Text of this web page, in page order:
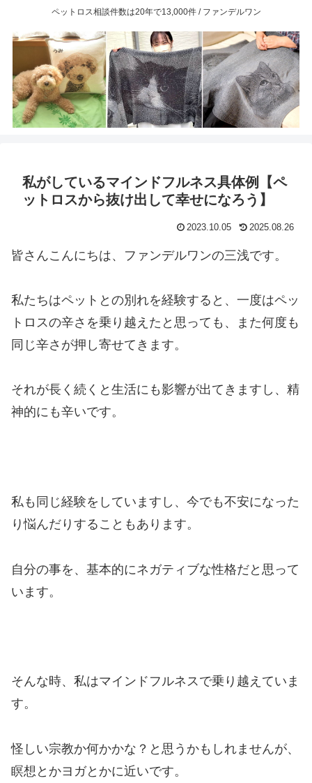
ペットロス相談件数は20年で13,000件 / ファンデルワン
私がしているマインドフルネス具体例【ペ
ットロスから抜け出して幸せになろう】
2023.10.05 2025.08.26
皆さんこんにちは、ファンデルワンの三浅です。
私たちはペットとの別れを経験すると、一度はペッ
トロスの辛さを乗り越えたと思っても、また何度も
同じ辛さが押し寄せてきます。
それが長く続くと生活にも影響が出てきますし、精
神的にも辛いです。
私も同じ経験をしていますし、今でも不安になった
り悩んだりすることもあります。
自分の事を、基本的にネガティブな性格だと思って
います。
そんな時、私はマインドフルネスで乗り越えていま
す。
怪しい宗教か何かかな？と思うかもしれませんが、
瞑想とかヨガとかに近いです。